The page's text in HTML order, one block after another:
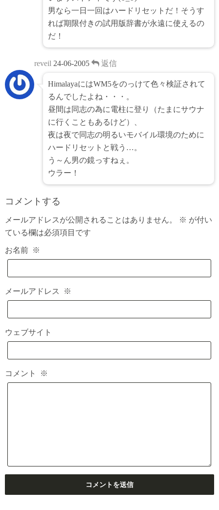
男なら一日一回はハードリセットだ！そうす
れば期限付きの試用版辞書が永遠に使えるの
だ！
reveil 24-06-2005 返信
HimalayaにはWM5をのっけて色々検証されて
るんでしたよね・・・。
昼間は同志の為に電柱に登り（たまにサウナ
に行くこともあるけど）、
夜は夜で同志の明るいモバイル環境のために
ハードリセットと戦う…。
う～ん男の鏡っすねぇ。
ウラー！
コメントする
メールアドレスが公開されることはありません。 ※ が付い
ている欄は必須項目です
お名前 ※
メールアドレス ※
ウェブサイト
コメント ※